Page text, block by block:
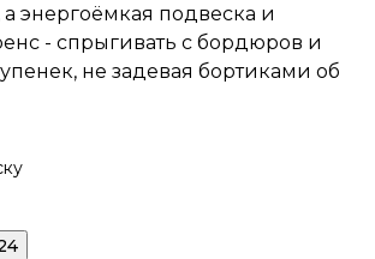
а энергоёмкая подвеска и
- спрыгивать с бордюров и
не задевая бортиками об